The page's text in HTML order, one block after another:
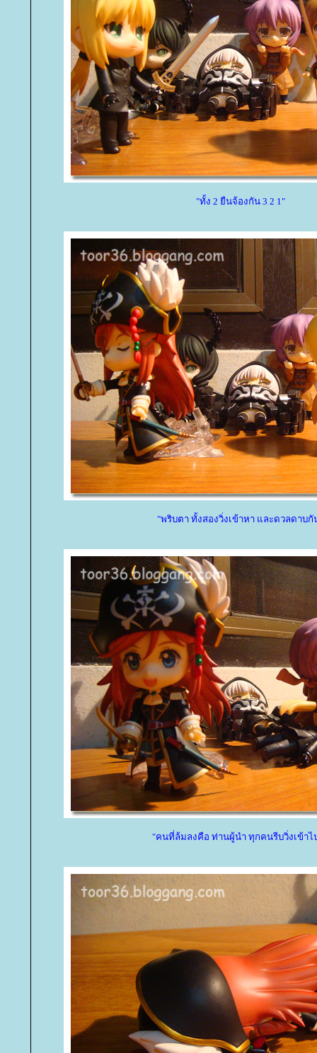
"ทั้ง 2 ยืนจ้องกัน 3 2 1"
"พริบตา ทั้งสองวิ่งเข้าหา และดวลดาบกั
"คนที่ล้มลงคือ ท่านผู้นำ ทุกคนรีบวิ่งเข้าไ